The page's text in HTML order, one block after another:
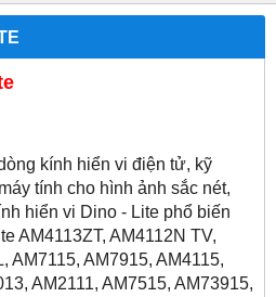
kính hiển vi điện tử, kỹ
tính cho hình ảnh sắc nét,
hiển vi Dino - Lite phổ biến
AM4113ZT, AM4112N TV,
AM7115, AM7915, AM4115,
AM2111, AM7515, AM73915,